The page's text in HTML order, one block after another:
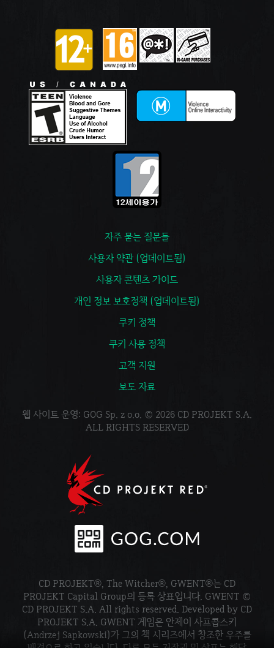
자주 묻는 질문들
사용자 약관 (업데이트됨)
사용자 콘텐츠 가이드
개인 정보 보호정책 (업데이트됨)
쿠키 정책
쿠키 사용 정책
고객 지원
보도 자료
웹 사이트 운영: GOG Sp. z o.o. © 2026 CD PROJEKT S.A.
ALL RIGHTS RESERVED
CD PROJEKT®, The Witcher®, GWENT®는 CD
PROJEKT Capital Group의 등록 상표입니다. GWENT ©
CD PROJEKT S.A. All rights reserved. Developed by CD
PROJEKT S.A. GWENT 게임은 안제이 사프콥스키
(Andrzej Sapkowski)가 그의 책 시리즈에서 창조한 우주를